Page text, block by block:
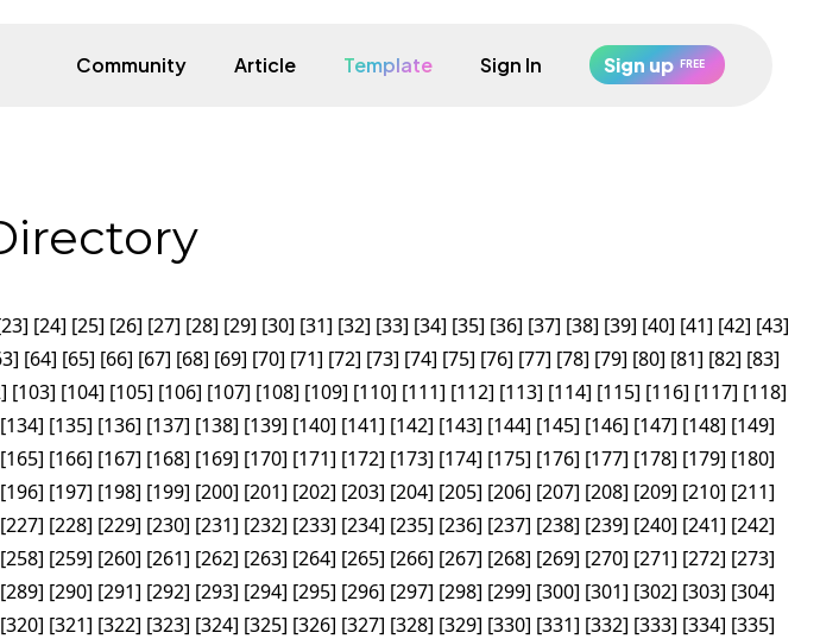
Community Article Template Sign In Sign up FREE
23] [24] [25] [26] [27] [28] [29] [30] [31] [32] [33] [34] [35] [36] [37] [38] [39] [40] [41] [42] [43]
] [64] [65] [66] [67] [68] [69] [70] [71] [72] [73] [74] [75] [76] [77] [78] [79] [80] [81] [82] [83]
] [103] [104] [105] [106] [107] [108] [109] [110] [111] [112] [113] [114] [115] [116] [117] [118]
[134] [135] [136] [137] [138] [139] [140] [141] [142] [143] [144] [145] [146] [147] [148] [149]
[165] [166] [167] [168] [169] [170] [171] [172] [173] [174] [175] [176] [177] [178] [179] [180]
[196] [197] [198] [199] [200] [201] [202] [203] [204] [205] [206] [207] [208] [209] [210] [211]
[227] [228] [229] [230] [231] [232] [233] [234] [235] [236] [237] [238] [239] [240] [241] [242]
[258] [259] [260] [261] [262] [263] [264] [265] [266] [267] [268] [269] [270] [271] [272] [273]
[289] [290] [291] [292] [293] [294] [295] [296] [297] [298] [299] [300] [301] [302] [303] [304]
[320] [321] [322] [323] [324] [325] [326] [327] [328] [329] [330] [331] [332] [333] [334] [335]